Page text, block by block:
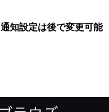
知設定は後で変更可能